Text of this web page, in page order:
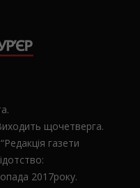
щочетверга.
газети
2017року.